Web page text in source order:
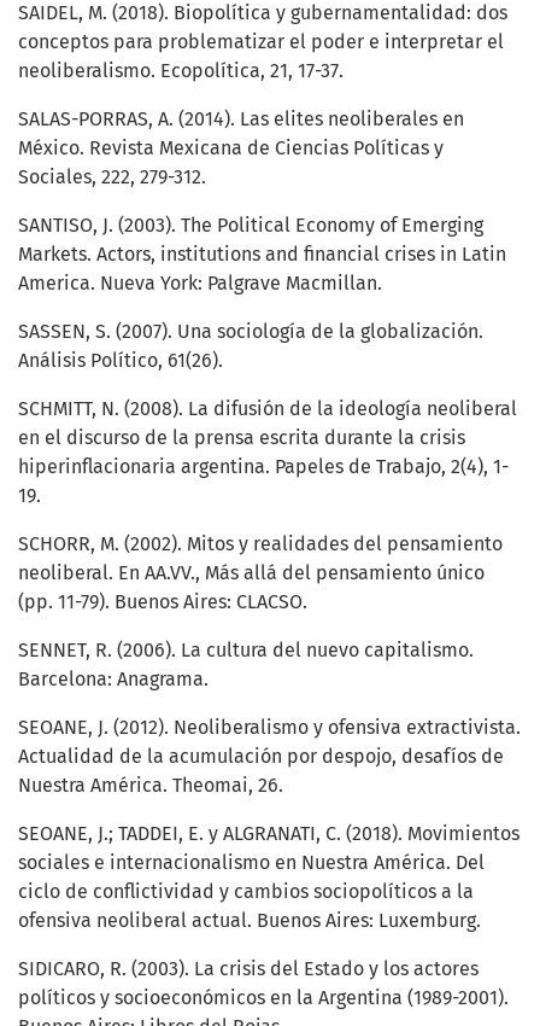
SAIDEL, M. (2018). Biopolítica y gubernamentalidad: dos
conceptos para problematizar el poder e interpretar el
neoliberalismo. Ecopolítica, 21, 17-37.
SALAS-PORRAS, A. (2014). Las elites neoliberales en
México. Revista Mexicana de Ciencias Políticas y
Sociales, 222, 279-312.
SANTISO, J. (2003). The Political Economy of Emerging
Markets. Actors, institutions and financial crises in Latin
America. Nueva York: Palgrave Macmillan.
SASSEN, S. (2007). Una sociología de la globalización.
Análisis Político, 61(26).
SCHMITT, N. (2008). La difusión de la ideología neoliberal
en el discurso de la prensa escrita durante la crisis
hiperinflacionaria argentina. Papeles de Trabajo, 2(4), 1-
19.
SCHORR, M. (2002). Mitos y realidades del pensamiento
neoliberal. En AA.VV., Más allá del pensamiento único
(pp. 11-79). Buenos Aires: CLACSO.
SENNET, R. (2006). La cultura del nuevo capitalismo.
Barcelona: Anagrama.
SEOANE, J. (2012). Neoliberalismo y ofensiva extractivista.
Actualidad de la acumulación por despojo, desafíos de
Nuestra América. Theomai, 26.
SEOANE, J.; TADDEI, E. y ALGRANATI, C. (2018). Movimientos
sociales e internacionalismo en Nuestra América. Del
ciclo de conflictividad y cambios sociopolíticos a la
ofensiva neoliberal actual. Buenos Aires: Luxemburg.
SIDICARO, R. (2003). La crisis del Estado y los actores
políticos y socioeconómicos en la Argentina (1989-2001).